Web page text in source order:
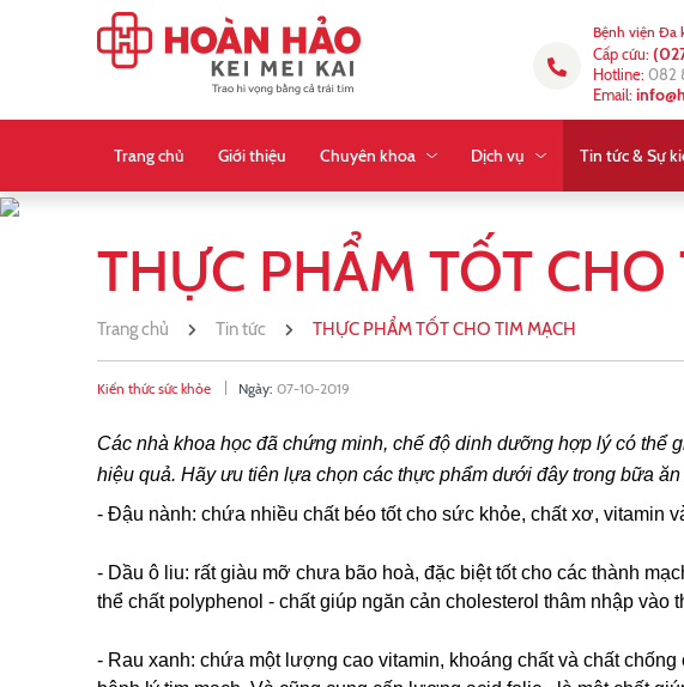
Bệnh viện Đa
Cấp cứu:
Hotline: 082
Email:
Trang chủ Giới thiệu Chuyên khoa Dịch vụ Tin tức & Sự
THỰC PHẨM TỐT CHO
Trang chủ Tin tức THỰC PHẨM TỐT CHO TIM MẠCH
Kiến thức sức khỏe Ngày: 07-10-2019
Các nhà khoa học đã chứng minh, chế độ dinh dưỡng hợp lý có thể
hiệu quả. Hãy ưu tiên lựa chọn các thực phẩm dưới đây trong bữa
- Đậu nành: chứa nhiều chất béo tốt cho sức khỏe, chất xơ, vitamin
- Dầu ô liu: rất giàu mỡ chưa bão hoà, đặc biệt tốt cho các thành
thể chất polyphenol - chất giúp ngăn cản cholesterol thâm nhập vào
- Rau xanh: chứa một lượng cao vitamin, khoáng chất và chất